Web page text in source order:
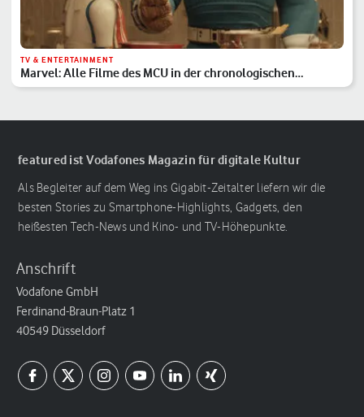
TV & ENTERTAINMENT
Marvel: Alle Filme des MCU in der chronologischen
Reihenfolge
featured ist Vodafones Magazin für digitale Kultur
Als Begleiter auf dem Weg ins Gigabit-Zeitalter liefern wir die
besten Stories zu Smartphone-Highlights, Gadgets, den
heißesten Tech-News und Kino- und TV-Höhepunkte.
Anschrift
Vodafone GmbH
Ferdinand-Braun-Platz 1
40549 Düsseldorf